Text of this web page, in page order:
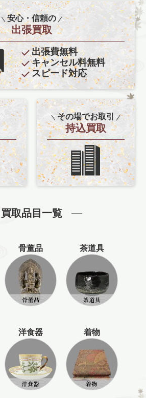
安心・信頼の
出張買取
出張費無料
キャンセル料無料
スピード対応
その場でお取引
持込買取
買取品目一覧
骨董品 茶道具
洋食器 着物